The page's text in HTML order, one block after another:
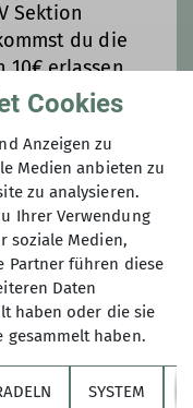
Sektion
du die
10€ erlassen.
Cookies
Anzeigen zu
Medien anbieten zu
zu analysieren.
Ihrer Verwendung
soziale Medien,
Partner führen diese
Daten
haben oder die sie
gesammelt haben.
SYSTEM